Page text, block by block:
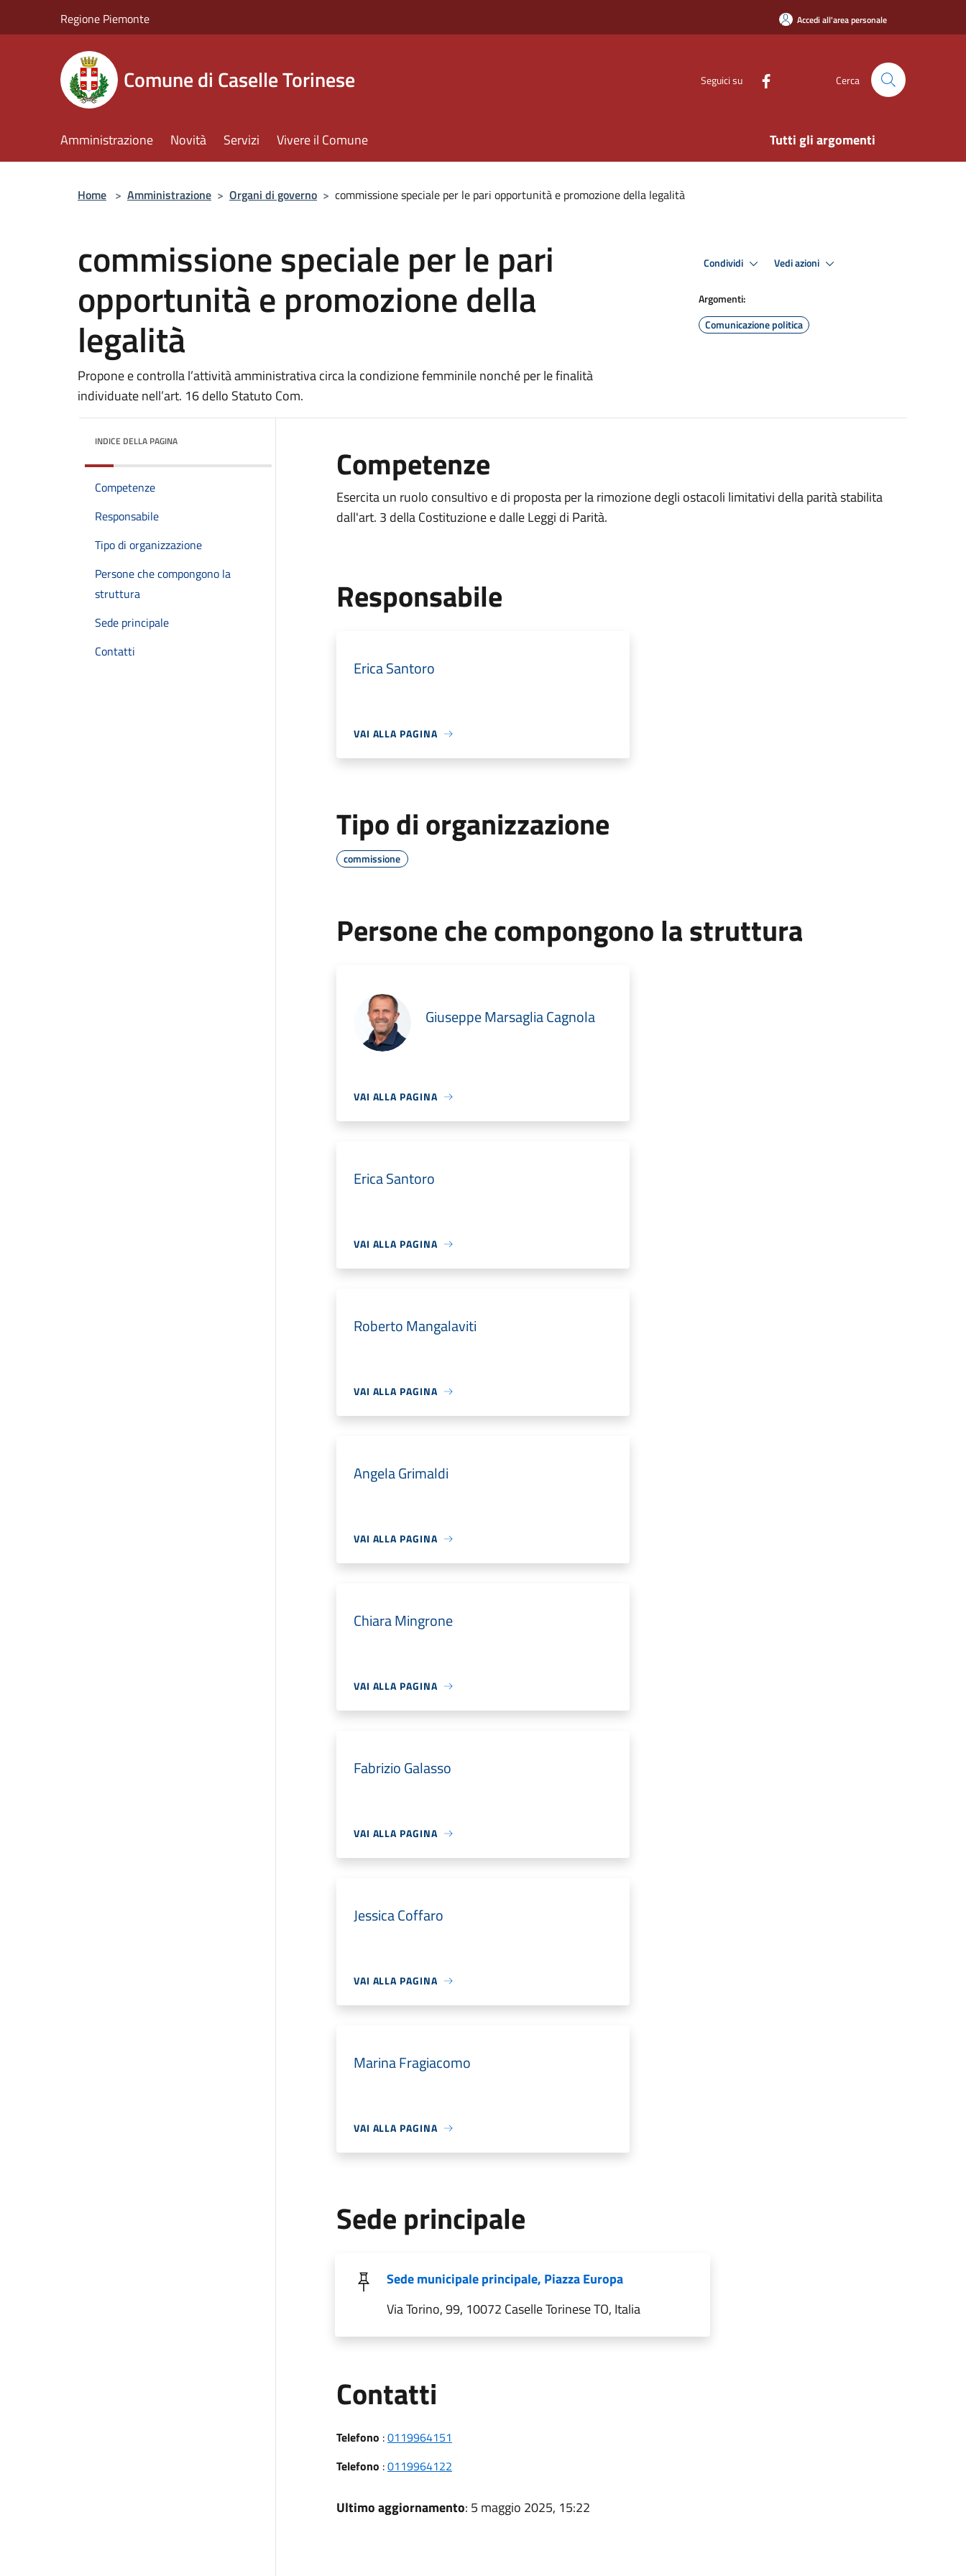
Regione Piemonte Accedi all'area personale
Comune di Caselle Torinese Seguici su Cerca
Amministrazione Novità Servizi Vivere il Comune Tutti gli argomenti
Home > Amministrazione > Organi di governo > commissione speciale per le pari opportunità e promozione della legalità
commissione speciale per le pari
opportunità e promozione della
legalità
Propone e controlla l’attività amministrativa circa la condizione femminile nonché per le finalità
individuate nell’art. 16 dello Statuto Com.
Condividi Vedi azioni
Argomenti:
Comunicazione politica
INDICE DELLA PAGINA
Competenze
Responsabile
Tipo di organizzazione
Persone che compongono la
struttura
Sede principale
Contatti
Competenze
Esercita un ruolo consultivo e di proposta per la rimozione degli ostacoli limitativi della parità stabilita
dall'art. 3 della Costituzione e dalle Leggi di Parità.
Responsabile
Erica Santoro
VAI ALLA PAGINA
Tipo di organizzazione
commissione
Persone che compongono la struttura
Giuseppe Marsaglia Cagnola
VAI ALLA PAGINA
Erica Santoro
VAI ALLA PAGINA
Roberto Mangalaviti
VAI ALLA PAGINA
Angela Grimaldi
VAI ALLA PAGINA
Chiara Mingrone
VAI ALLA PAGINA
Fabrizio Galasso
VAI ALLA PAGINA
Jessica Coffaro
VAI ALLA PAGINA
Marina Fragiacomo
VAI ALLA PAGINA
Sede principale
Sede municipale principale, Piazza Europa
Via Torino, 99, 10072 Caselle Torinese TO, Italia
Contatti
Telefono :0119964151
Telefono :0119964122
Ultimo aggiornamento: 5 maggio 2025, 15:22